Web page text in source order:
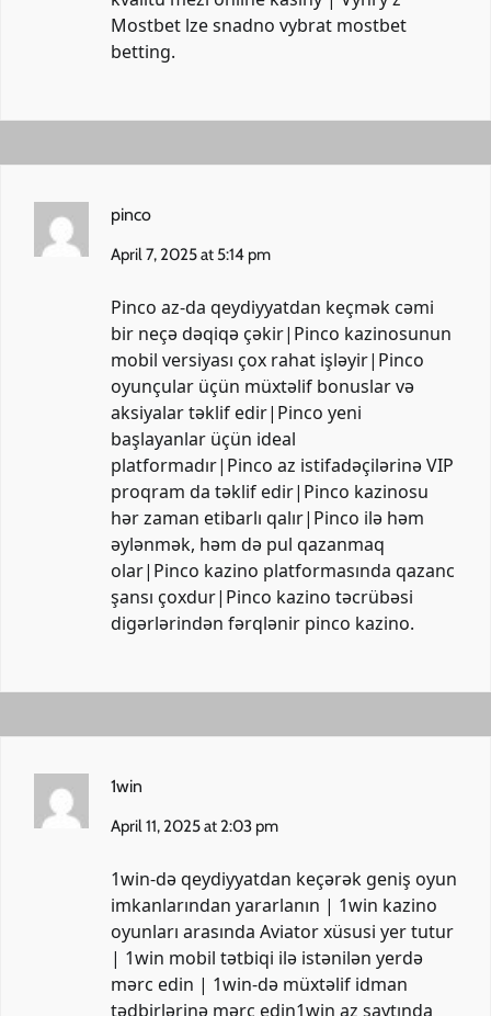
Mostbet lze snadno vybrat mostbet
betting.
pinco
April 7, 2025 at 5:14 pm
Pinco az-da qeydiyyatdan keçmək cəmi
bir neçə dəqiqə çəkir|Pinco kazinosunun
mobil versiyası çox rahat işləyir|Pinco
oyunçular üçün müxtəlif bonuslar və
aksiyalar təklif edir|Pinco yeni
başlayanlar üçün ideal
platformadır|Pinco az istifadəçilərinə VIP
proqram da təklif edir|Pinco kazinosu
hər zaman etibarlı qalır|Pinco ilə həm
əylənmək, həm də pul qazanmaq
olar|Pinco kazino platformasında qazanc
şansı çoxdur|Pinco kazino təcrübəsi
digərlərindən fərqlənir pinco kazino.
1win
April 11, 2025 at 2:03 pm
1win-də qeydiyyatdan keçərək geniş oyun
imkanlarından yararlanın | 1win kazino
oyunları arasında Aviator xüsusi yer tutur
| 1win mobil tətbiqi ilə istənilən yerdə
mərc edin | 1win-də müxtəlif idman
tədbirlərinə mərc edin​1win az saytında